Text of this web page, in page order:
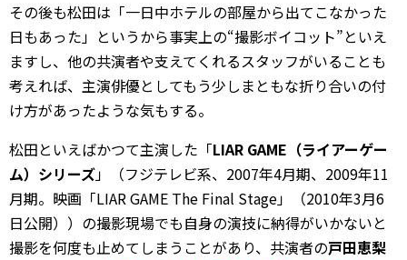
その後も松田は「一日中ホテルの部屋から出てこなかった
日もあった」というから事実上の“撮影ボイコット”といえ
ますし、他の共演者や支えてくれるスタッフがいることも
考えれば、主演俳優としてもう少しまともな折り合いの付
け方があったような気もする。
松田といえばかつて主演した「LIAR GAME（ライアーゲー
ム）シリーズ」（フジテレビ系、2007年4月期、2009年11
月期。映画「LIAR GAME The Final Stage」（2010年3月6
日公開））の撮影現場でも自身の演技に納得がいかないと
撮影を何度も止めてしまうことがあり、共演者の戸田恵梨